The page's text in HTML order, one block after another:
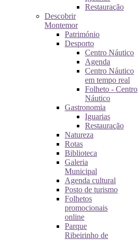
Restauração
Descobrir
Montemor
Património
Desporto
Centro Náutico
Agenda
Centro Náutico
em tempo real
Folheto - Centro
Náutico
Gastronomia
Iguarias
Restauração
Natureza
Rotas
Biblioteca
Galeria
Municipal
Agenda cultural
Posto de turismo
Folhetos
promocionais
online
Parque
Ribeirinho de